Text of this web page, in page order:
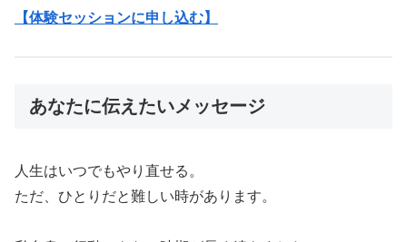
【体験セッションに申し込む】
あなたに伝えたいメッセージ
人生はいつでもやり直せる。
ただ、ひとりだと難しい時があります。